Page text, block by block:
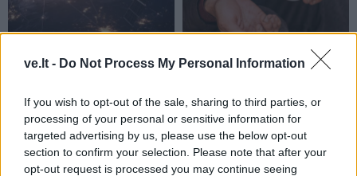
ve.lt - Do Not Process My Personal Information
If you wish to opt-out of the sale, sharing to third parties, or
processing of your personal or sensitive information for
targeted advertising by us, please use the below opt-out
section to confirm your selection. Please note that after your
opt-out request is processed you may continue seeing
Pasaulis
technologiją sukurti
Ukraina turi metus –
paaiškino, kokią grėsmę
tai kelia
Pasaulis
socialinius būstus iš
užsienio piliečių (1)